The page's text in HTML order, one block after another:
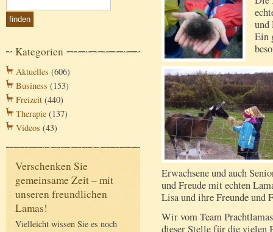
Kategorien
Aktuelles (606)
Business (153)
Freizeit (440)
Therapie (137)
Videos (43)
Verschenken Sie
gemeinsame Zeit – mit
unseren freundlichen
Lamas!
Vielleicht wissen Sie es noch
und
Ein
Erwachsene und auch
und Freude mit echten
Lisa und ihre Freunde und
Wir vom Team
dieser Stelle für die vielen